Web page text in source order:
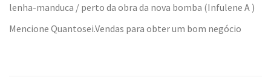
lenha-manduca / perto da obra da nova bomba (Infulene A )
Mencione Quantosei.Vendas para obter um bom negócio